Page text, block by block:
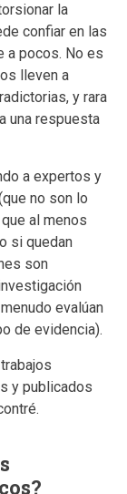
la
confiar en las
a pocos. No es
lleven a
y rara
una respuesta
a expertos y
no son lo
al menos
si quedan
son
evalúan
de evidencia).
y publicados